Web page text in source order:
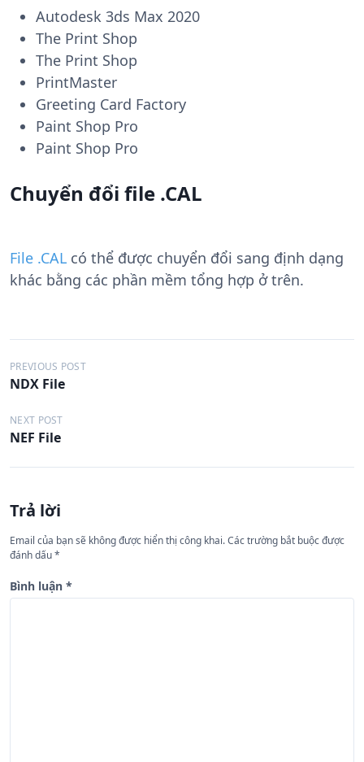
Autodesk 3ds Max 2020
The Print Shop
The Print Shop
PrintMaster
Greeting Card Factory
Paint Shop Pro
Paint Shop Pro
Chuyển đổi file .CAL
File .CAL có thể được chuyển đổi sang định dạng
khác bằng các phần mềm tổng hợp ở trên.
Đ
i
ề
u
h
ớ
n
g
b
PREVIOUS POST
NDX File
NEXT POST
NEF File
Trả lời
Email của bạn sẽ không được hiển thị công khai.Các trường bắt buộc được
đánh dấu*
Bình luận *